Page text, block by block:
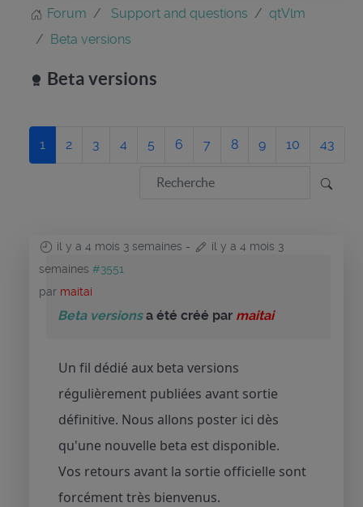
Forum Support and questions
qtVlm
Beta versions
Beta versions
1 2 3 4 5 6 7 8 9 10 43
il y a 4 mois 3 semaines -
il y a 4 mois 3
semaines #3551
par maitai
Beta versionsa été créé par maitai
Un fil dédié aux beta versions
régulièrement publiées avant sortie
définitive. Nous allons poster ici dès
qu'une nouvelle beta est disponible.
Vos retours avant la sortie officielle sont
forcément très bienvenus.